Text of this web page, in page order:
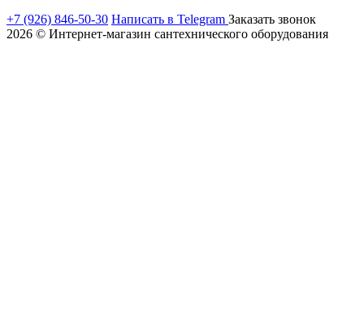
+7 (926) 846-50-30 Написать в Telegram Заказать звонок
2026 © Интернет-магазин сантехнического оборудования